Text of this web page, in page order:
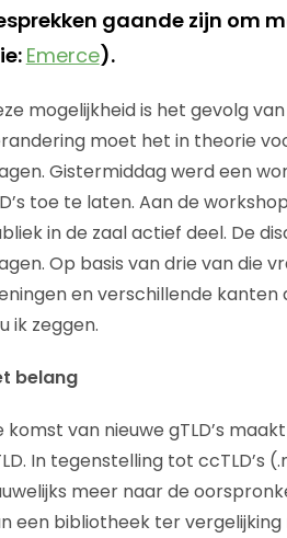
gaande zijn om
Emerce).
mogelijkheid is het gevolg
moet het in theorie
Gistermiddag werd een
toe te laten. Aan de
in de zaal actief deel. De
Op basis van drie van die
en verschillende kanten
ik zeggen.
belang
komst van nieuwe gTLD’s
In tegenstelling tot ccTLD’s
meer naar de
een bibliotheek ter